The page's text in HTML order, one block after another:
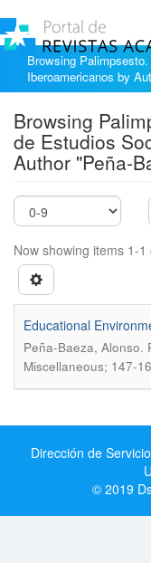
Browsing
Iberoamericanos by
Browsing
de Estudios
Author "Peña-
Now showing items 1-1
Educational
Peña-Baeza, Alonso.
Miscellaneous; 147-
Dirección de
© 2019